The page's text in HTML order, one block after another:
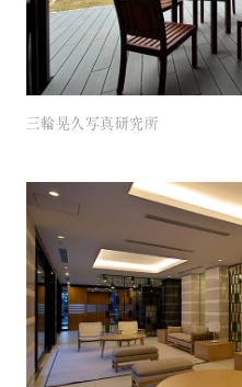
三輪晃久写真研究所